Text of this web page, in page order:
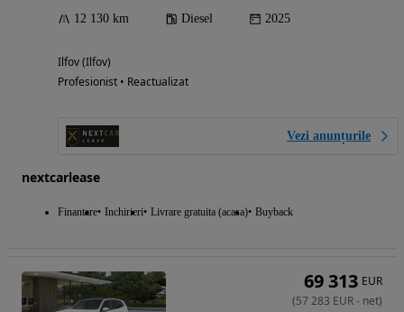
12 130 km Diesel 2025
Ilfov (Ilfov)
Profesionist • Reactualizat
Vezi anunțurile
nextcarlease
Finantare Inchirieri Livrare gratuita (acasa) Buyback
69 313 EUR
(57 283 EUR- net)